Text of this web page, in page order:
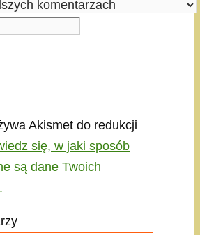
Akismet do redukcji
się, w jaki sposób
są dane Twoich